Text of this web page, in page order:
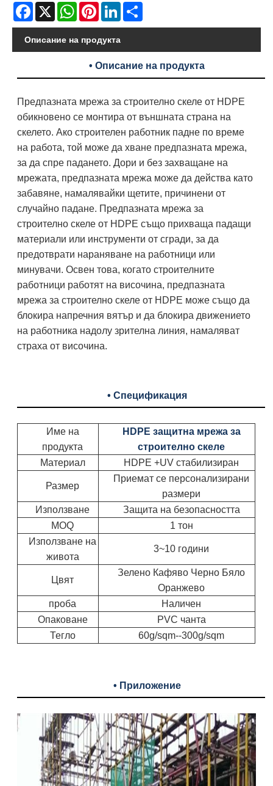
Facebook
X WhatsAppPinterestLinkedIn
Описание на продукта
• Описание на продукта
Предпазната мрежа за строително скеле от HDPE
обикновено се монтира от външната страна на
скелето. Ако строителен работник падне по време
на работа, той може да хване предпазната мрежа,
за да спре падането. Дори и без захващане на
мрежата, предпазната мрежа може да действа като
забавяне, намалявайки щетите, причинени от
случайно падане. Предпазната мрежа за
строително скеле от HDPE също прихваща падащи
материали или инструменти от сгради, за да
предотврати нараняване на работници или
минувачи. Освен това, когато строителните
работници работят на височина, предпазната
мрежа за строително скеле от HDPE може също да
блокира напречния вятър и да блокира движението
на работника надолу зрителна линия, намаляват
страха от височина.
• Спецификация
Име на
продукта
HDPE защитна мрежа за
строително скеле
Материал
HDPE +UV стабилизиран
Размер
Приемат се персонализирани
размери
Използване
Защита на безопасността
MOQ
1 тон
Използване на
живота
3~10 години
Цвят
Зелено Кафяво Черно Бяло
Оранжево
проба
Наличен
Опаковане
PVC чанта
Тегло
60g/sqm--300g/sqm
• Приложение